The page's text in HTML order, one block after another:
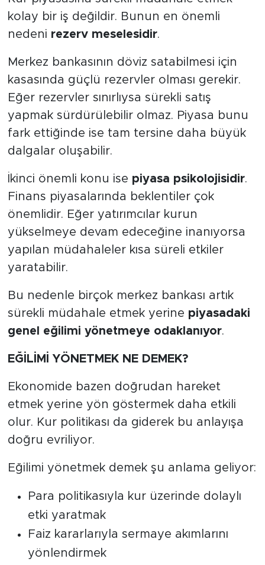
kolay bir iş değildir. Bunun en önemli
nedeni rezerv meselesidir.
Merkez bankasının döviz satabilmesi için
kasasında güçlü rezervler olması gerekir.
Eğer rezervler sınırlıysa sürekli satış
yapmak sürdürülebilir olmaz. Piyasa bunu
fark ettiğinde ise tam tersine daha büyük
dalgalar oluşabilir.
İkinci önemli konu ise piyasa psikolojisidir.
Finans piyasalarında beklentiler çok
önemlidir. Eğer yatırımcılar kurun
yükselmeye devam edeceğine inanıyorsa
yapılan müdahaleler kısa süreli etkiler
yaratabilir.
Bu nedenle birçok merkez bankası artık
sürekli müdahale etmek yerine piyasadaki
genel eğilimi yönetmeye odaklanıyor.
EĞİLİMİ YÖNETMEK NE DEMEK?
Ekonomide bazen doğrudan hareket
etmek yerine yön göstermek daha etkili
olur. Kur politikası da giderek bu anlayışa
doğru evriliyor.
Eğilimi yönetmek demek şu anlama geliyor:
Para politikasıyla kur üzerinde dolaylı
etki yaratmak
Faiz kararlarıyla sermaye akımlarını
yönlendirmek